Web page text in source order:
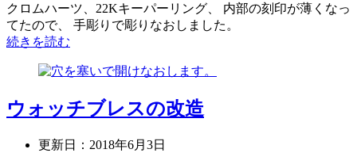
クロムハーツ、22Kキーパーリング、 内部の刻印が薄くなっ
てたので、 手彫りで彫りなおしました。
続きを読む
ウォッチブレスの改造
更新日： 2018年6月3日